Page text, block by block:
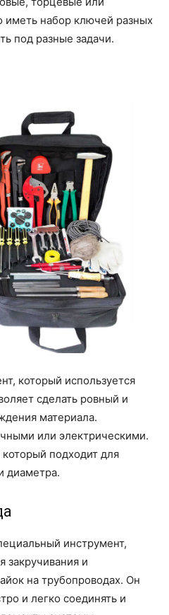
набор ключей разных
под разные задачи.
который используется
сделать ровный и
материала.
или электрическими.
подходит для
диаметра.
инструмент,
закручивания и
на трубопроводах. Он
и легко соединять и